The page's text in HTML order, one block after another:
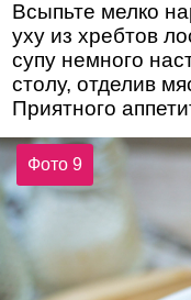
Всыпьте мелко
уху из хребтов
супу немного
столу, отделив
Приятного
Фото 9